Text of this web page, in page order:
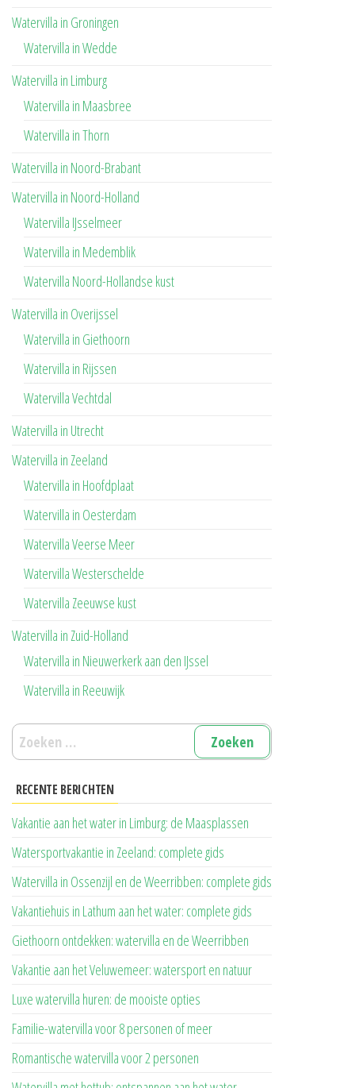
Watervilla in Groningen
Watervilla in Wedde
Watervilla in Limburg
Watervilla in Maasbree
Watervilla in Thorn
Watervilla in Noord-Brabant
Watervilla in Noord-Holland
Watervilla IJsselmeer
Watervilla in Medemblik
Watervilla Noord-Hollandse kust
Watervilla in Overijssel
Watervilla in Giethoorn
Watervilla in Rijssen
Watervilla Vechtdal
Watervilla in Utrecht
Watervilla in Zeeland
Watervilla in Hoofdplaat
Watervilla in Oesterdam
Watervilla Veerse Meer
Watervilla Westerschelde
Watervilla Zeeuwse kust
Watervilla in Zuid-Holland
Watervilla in Nieuwerkerk aan den IJssel
Watervilla in Reeuwijk
Zoeken
naar:
RECENTE BERICHTEN
Vakantie aan het water in Limburg: de Maasplassen
Watersportvakantie in Zeeland: complete gids
Watervilla in Ossenzijl en de Weerribben: complete gids
Vakantiehuis in Lathum aan het water: complete gids
Giethoorn ontdekken: watervilla en de Weerribben
Vakantie aan het Veluwemeer: watersport en natuur
Luxe watervilla huren: de mooiste opties
Familie-watervilla voor 8 personen of meer
Romantische watervilla voor 2 personen